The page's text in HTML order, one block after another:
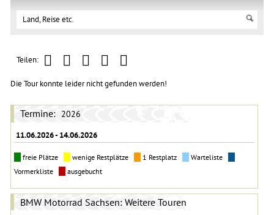
Teilen:
Die Tour konnte leider nicht gefunden werden!
Termine: 2026
11.06.2026 - 14.06.2026
freie Plätze wenige Restplätze 1 Restplatz
Warteliste
Vormerkliste
ausgebucht
BMW Motorrad Sachsen: Weitere Touren